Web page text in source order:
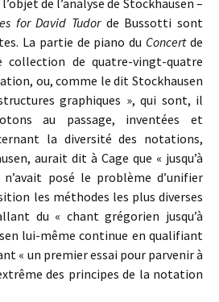
de l’analyse de Stockhausen –
for David Tudorde Bussotti sont
La partie de piano du Concertde
collection de quatre-vingt-quatre
ou, comme le dit Stockhausen
graphiques », qui sont, il
au passage, inventées et
la diversité des notations,
aurait dit à Cage que « jusqu’à
posé le problème d’unifier
les méthodes les plus diverses
du « chant grégorien jusqu’à
lui-même continue en qualifiant
« un premier essai pour parvenir à
des principes de la notation